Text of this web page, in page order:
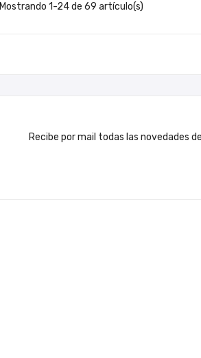
Mostrando 1-24 de 69 artículo(s)
Recibe por mail todas las novedades